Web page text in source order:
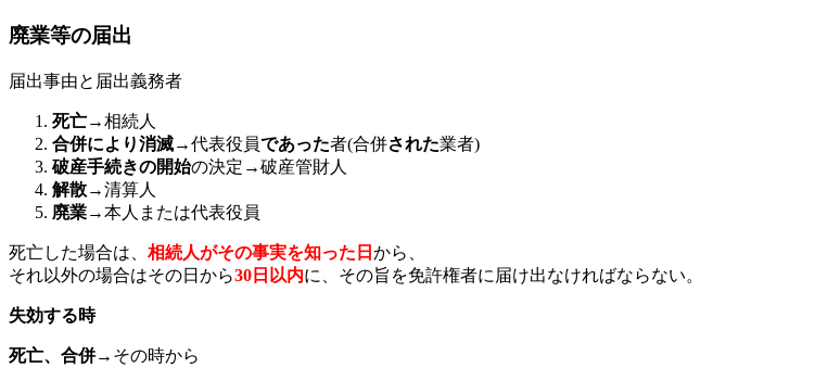
廃業等の届出
届出事由と届出義務者
死亡→相続人
合併により消滅→代表役員であった者(合併された業者)
破産手続きの開始の決定→破産管財人
解散→清算人
廃業→本人または代表役員
死亡した場合は、 相続人がその事実を知った日 から、
それ以外の場合はその日から30日以内に、その旨を免許権者に届け出なければならない。
失効する時
死亡、合併→その時から